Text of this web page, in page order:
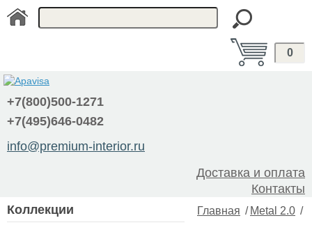
0
+7(800)500-1271
+7(495)646-0482
info@premium-interior.ru
Доставка и оплата
Контакты
Коллекции
Главная / Metal 2.0 /